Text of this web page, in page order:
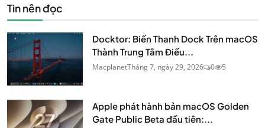
Tin nên đọc
Docktor: Biến Thanh Dock Trên macOS
Thành Trung Tâm Điều...
MacplanetTháng 7, ngày 29, 2026 0 5
Apple phát hành bản macOS Golden
Gate Public Beta đầu tiên:...